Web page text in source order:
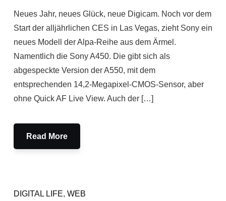
Neues Jahr, neues Glück, neue Digicam. Noch vor dem
Start der alljährlichen CES in Las Vegas, zieht Sony ein
neues Modell der Alpa-Reihe aus dem Ärmel.
Namentlich die Sony A450. Die gibt sich als
abgespeckte Version der A550, mit dem
entsprechenden 14,2-Megapixel-CMOS-Sensor, aber
ohne Quick AF Live View. Auch der […]
Read More
DIGITAL LIFE, WEB